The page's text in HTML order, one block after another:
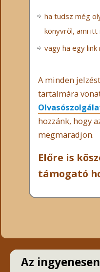
ha tudsz még
könyvről, ami itt
vagy ha egy link
A minden
tartalmára
hozzánk, hogy
megmaradjon.
Előre is
támogató
Az